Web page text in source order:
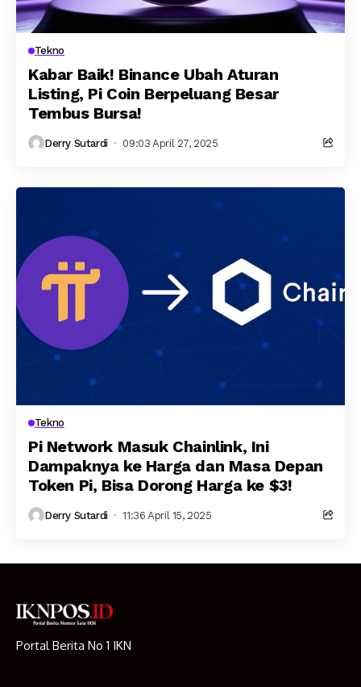
Tekno
Kabar Baik! Binance Ubah Aturan
Listing, Pi Coin Berpeluang Besar
Tembus Bursa!
Derry Sutardi 09:03 April 27, 2025
Tekno
Pi Network Masuk Chainlink, Ini
Dampaknya ke Harga dan Masa Depan
Token Pi, Bisa Dorong Harga ke $3!
Derry Sutardi 11:36 April 15, 2025
Portal Berita No 1 IKN